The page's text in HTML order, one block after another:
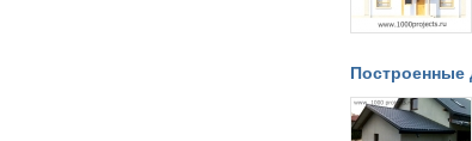
Построенные